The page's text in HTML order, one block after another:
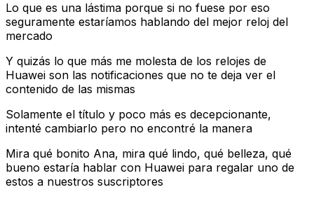
Lo que es una lástima porque si no fuese por eso
seguramente estaríamos hablando del mejor reloj del
mercado
Y quizás lo que más me molesta de los relojes de
Huawei son las notificaciones que no te deja ver el
contenido de las mismas
Solamente el título y poco más es decepcionante,
intenté cambiarlo pero no encontré la manera
Mira qué bonito Ana, mira qué lindo, qué belleza, qué
bueno estaría hablar con Huawei para regalar uno de
estos a nuestros suscriptores